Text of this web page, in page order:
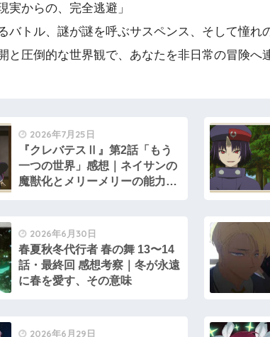
実からの、完全逃避」
バトル、謎が謎を呼ぶサスペンス、そして憧れ
と圧倒的な世界観で、あなたを非日常の冒険へ
2026年7月25日
『クレバテスⅡ』第2話「もう
一つの世界」感想｜ネイサンの
魔獣化とメリーメリーの能力を
2026年6月30日
春夏秋冬代行者 春の舞 13〜14
話・最終回 感想考察｜冬が永遠
に春を愛す、その意味
2026年6月29日